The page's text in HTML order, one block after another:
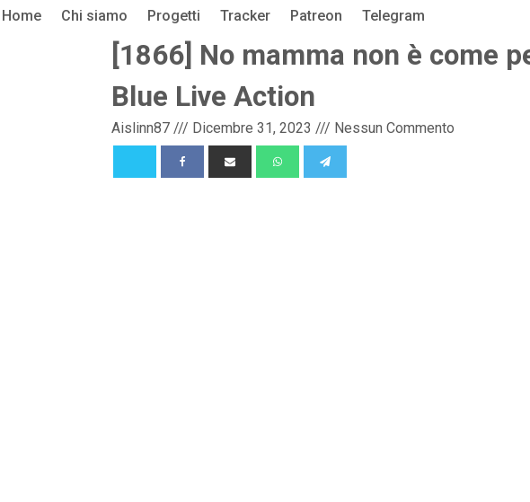
Home Chi siamo Progetti Tracker Patreon Telegram
[1866] No mamma non è come
Blue Live Action
Aislinn87 /// Dicembre 31, 2023 /// Nessun Commento